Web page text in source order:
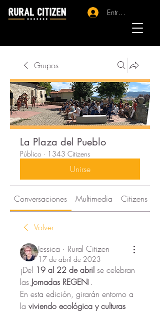
Entrar - Registro
Grupos
La Plaza del Pueblo
Público · 1343 Citizens
Unirse
Conversaciones Multimedia Citizens
Volver
Jessica · Rural Citizen
17 de abril de 2023
¡Del 19 al 22 de abril se celebran
las Jornadas REGEN!.
En esta edición, girarán entorno a
la viviendo ecológica y culturas